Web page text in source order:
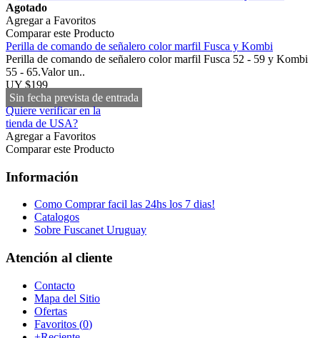
Agotado
Agregar a Favoritos
Comparar este Producto
Perilla de comando de señalero color marfil Fusca y Kombi
Perilla de comando de señalero color marfil Fusca 52 - 59 y Kombi
55 - 65.Valor un..
UY $199
Sin fecha prevista de entrada
Quiere verificar en la
tienda de USA?
Agregar a Favoritos
Comparar este Producto
Información
Como Comprar facil las 24hs los 7 dias!
Catalogos
Sobre Fuscanet Uruguay
Atención al cliente
Contacto
Mapa del Sitio
Ofertas
Favoritos (0)